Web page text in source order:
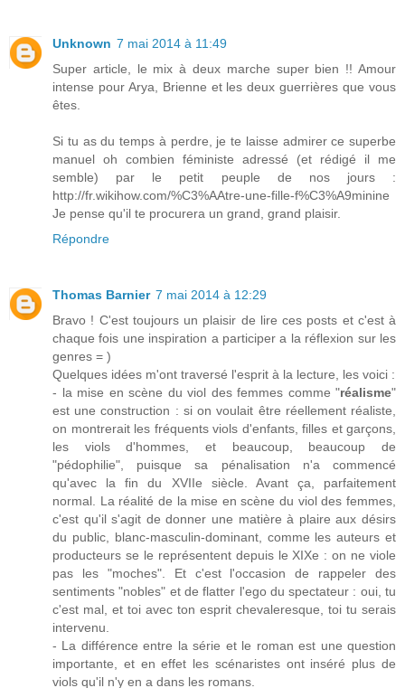
Unknown 7 mai 2014 à 11:49
Super article, le mix à deux marche super bien !! Amour
intense pour Arya, Brienne et les deux guerrières que vous
êtes.
Si tu as du temps à perdre, je te laisse admirer ce superbe
manuel oh combien féministe adressé (et rédigé il me
semble) par le petit peuple de nos jours :
http://fr.wikihow.com/%C3%AAtre-une-fille-f%C3%A9minine
Je pense qu'il te procurera un grand, grand plaisir.
Répondre
Thomas Barnier 7 mai 2014 à 12:29
Bravo ! C'est toujours un plaisir de lire ces posts et c'est à
chaque fois une inspiration a participer a la réflexion sur les
genres = )
Quelques idées m'ont traversé l'esprit à la lecture, les voici :
- la mise en scène du viol des femmes comme "réalisme"
est une construction : si on voulait être réellement réaliste,
on montrerait les fréquents viols d'enfants, filles et garçons,
les viols d'hommes, et beaucoup, beaucoup de
"pédophilie", puisque sa pénalisation n'a commencé
qu'avec la fin du XVIIe siècle. Avant ça, parfaitement
normal. La réalité de la mise en scène du viol des femmes,
c'est qu'il s'agit de donner une matière à plaire aux désirs
du public, blanc-masculin-dominant, comme les auteurs et
producteurs se le représentent depuis le XIXe : on ne viole
pas les "moches". Et c'est l'occasion de rappeler des
sentiments "nobles" et de flatter l'ego du spectateur : oui, tu
c'est mal, et toi avec ton esprit chevaleresque, toi tu serais
intervenu.
- La différence entre la série et le roman est une question
importante, et en effet les scénaristes ont inséré plus de
viols qu'il n'y en a dans les romans.